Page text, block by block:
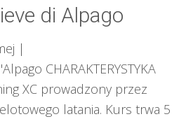
di Alpago
|
CHARAKTERYSTYKA
XC prowadzony przez
latania. Kurs trwa 5